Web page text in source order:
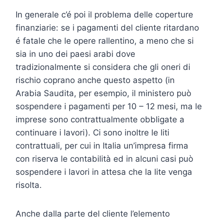
In generale c’é poi il problema delle coperture
finanziarie: se i pagamenti del cliente ritardano
é fatale che le opere rallentino, a meno che si
sia in uno dei paesi arabi dove
tradizionalmente si considera che gli oneri di
rischio coprano anche questo aspetto (in
Arabia Saudita, per esempio, il ministero può
sospendere i pagamenti per 10 – 12 mesi, ma le
imprese sono contrattualmente obbligate a
continuare i lavori). Ci sono inoltre le liti
contrattuali, per cui in Italia un’impresa firma
con riserva le contabilità ed in alcuni casi può
sospendere i lavori in attesa che la lite venga
risolta.
Anche dalla parte del cliente l’elemento